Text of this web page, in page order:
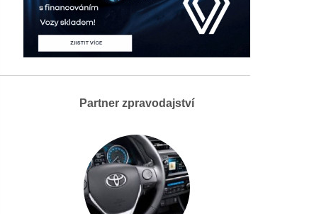
Partner zpravodajství